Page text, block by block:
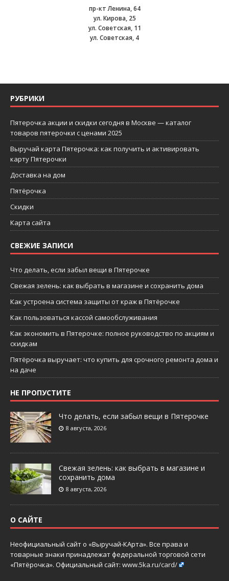
пр-кт Ленина, 64
ул. Кирова, 25
ул. Советская, 11
ул. Советская, 4
РУБРИКИ
Пятерочка акции и скидки сегодня в Москве — каталог
товаров пятерочки с ценами 2025
Выручай карта Пятерочка: как получить и активировать
карту Пятерочки
Доставка на дом
Пятёрочка
Скидки
Карта сайта
СВЕЖИЕ ЗАПИСИ
Что делать, если забыл вещи в Пятерочке
Свежая зелень: как выбрать в магазине и сохранить дома
Как устроена система защиты от краж в Пятёрочке
Как пользоваться кассой самообслуживания
Как экономить в Пятерочке: полное руководство по акциям и
скидкам
Пятёрочка выручает: что купить для срочного ремонта дома и
на даче
НЕ ПРОПУСТИТЕ
Что делать, если забыл вещи в Пятерочке
8 августа, 2026
Свежая зелень: как выбрать в магазине и
сохранить дома
8 августа, 2026
О САЙТЕ
Неофициальный сайт о «Выручай-КАрта». Все права и
товарные знаки принадлежат федеральной торговой сети
«Пятёрочка». Официальный сайт: www.5ka.ru/card/